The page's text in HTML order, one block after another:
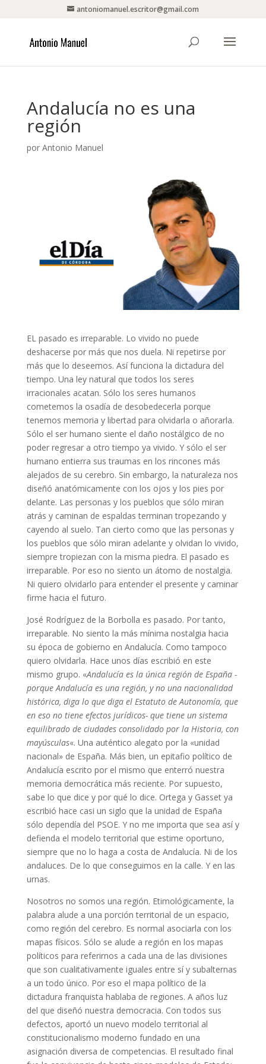
antoniomanuel.escritor@gmail.com
Andalucía no es una
región
por Antonio Manuel
EL pasado es irreparable. Lo vivido no puede
deshacerse por más que nos duela. Ni repetirse por
más que lo deseemos. Así funciona la dictadura del
tiempo. Una ley natural que todos los seres
irracionales acatan. Sólo los seres humanos
cometemos la osadía de desobedecerla porque
tenemos memoria y libertad para olvidarla o añorarla.
Sólo el ser humano siente el daño nostálgico de no
poder regresar a otro tiempo ya vivido. Y sólo el ser
humano entierra sus traumas en los rincones más
alejados de su cerebro. Sin embargo, la naturaleza nos
diseñó anatómicamente con los ojos y los pies por
delante. Las personas y los pueblos que sólo miran
atrás y caminan de espaldas terminan tropezando y
cayendo al suelo. Tan cierto como que las personas y
los pueblos que sólo miran adelante y olvidan lo vivido,
siempre tropiezan con la misma piedra. El pasado es
irreparable. Por eso no siento un átomo de nostalgia.
Ni quiero olvidarlo para entender el presente y caminar
firme hacia el futuro.
José Rodríguez de la Borbolla es pasado. Por tanto,
irreparable. No siento la más mínima nostalgia hacia
su época de gobierno en Andalucía. Como tampoco
quiero olvidarla. Hace unos días escribió en este
mismo grupo. «Andalucía es la única región de España -
porque Andalucía es una región, y no una nacionalidad
histórica, diga lo que diga el Estatuto de Autonomía, que
en eso no tiene efectos jurídicos- que tiene un sistema
equilibrado de ciudades consolidado por la Historia, con
mayúsculas«. Una auténtico alegato por la «unidad
nacional» de España. Más bien, un epitafio político de
Andalucía escrito por el mismo que enterró nuestra
memoria democrática más reciente. Por supuesto,
sabe lo que dice y por qué lo dice. Ortega y Gasset ya
escribió hace casi un siglo que la unidad de España
sólo dependía del PSOE. Y no me importa que sea así y
defienda el modelo territorial que estime oportuno,
siempre que no lo haga a costa de Andalucía. Ni de los
andaluces. De lo que conseguimos en la calle. Y en las
urnas.
Nosotros no somos una región. Etimológicamente, la
palabra alude a una porción territorial de un espacio,
como región del cerebro. Es normal asociarla con los
mapas físicos. Sólo se alude a región en los mapas
políticos para referirnos a cada una de las divisiones
que son cualitativamente iguales entre sí y subalternas
a un todo único. Por eso el mapa político de la
dictadura franquista hablaba de regiones. A años luz
del que diseñó nuestra democracia. Con todos sus
defectos, aportó un nuevo modelo territorial al
constitucionalismo moderno fundado en una
asignación diversa de competencias. El resultado final